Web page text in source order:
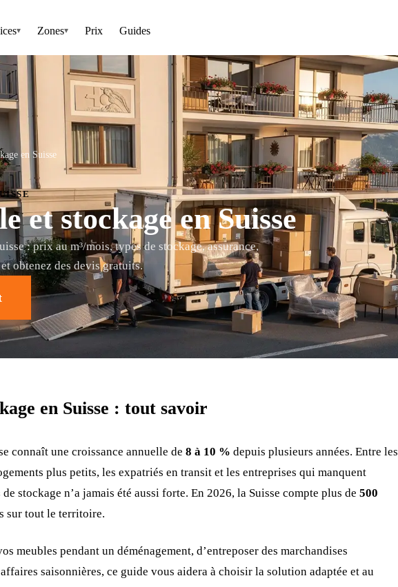
▾ Zones▾ Prix Guides
en Suisse
et stockage en Suisse
: prix au m³/mois, types de stockage, assurance,
obtenez des devis gratuits.
en Suisse : tout savoir
connaît une croissance annuelle de 8 à 10 % depuis plusieurs années. Entre les
plus petits, les expatriés en transit et les entreprises qui manquent
stockage n’a jamais été aussi forte. En 2026, la Suisse compte plus de 500
sur tout le territoire.
meubles pendant un déménagement, d’entreposer des marchandises
saisonnières, ce guide vous aidera à choisir la solution adaptée et au